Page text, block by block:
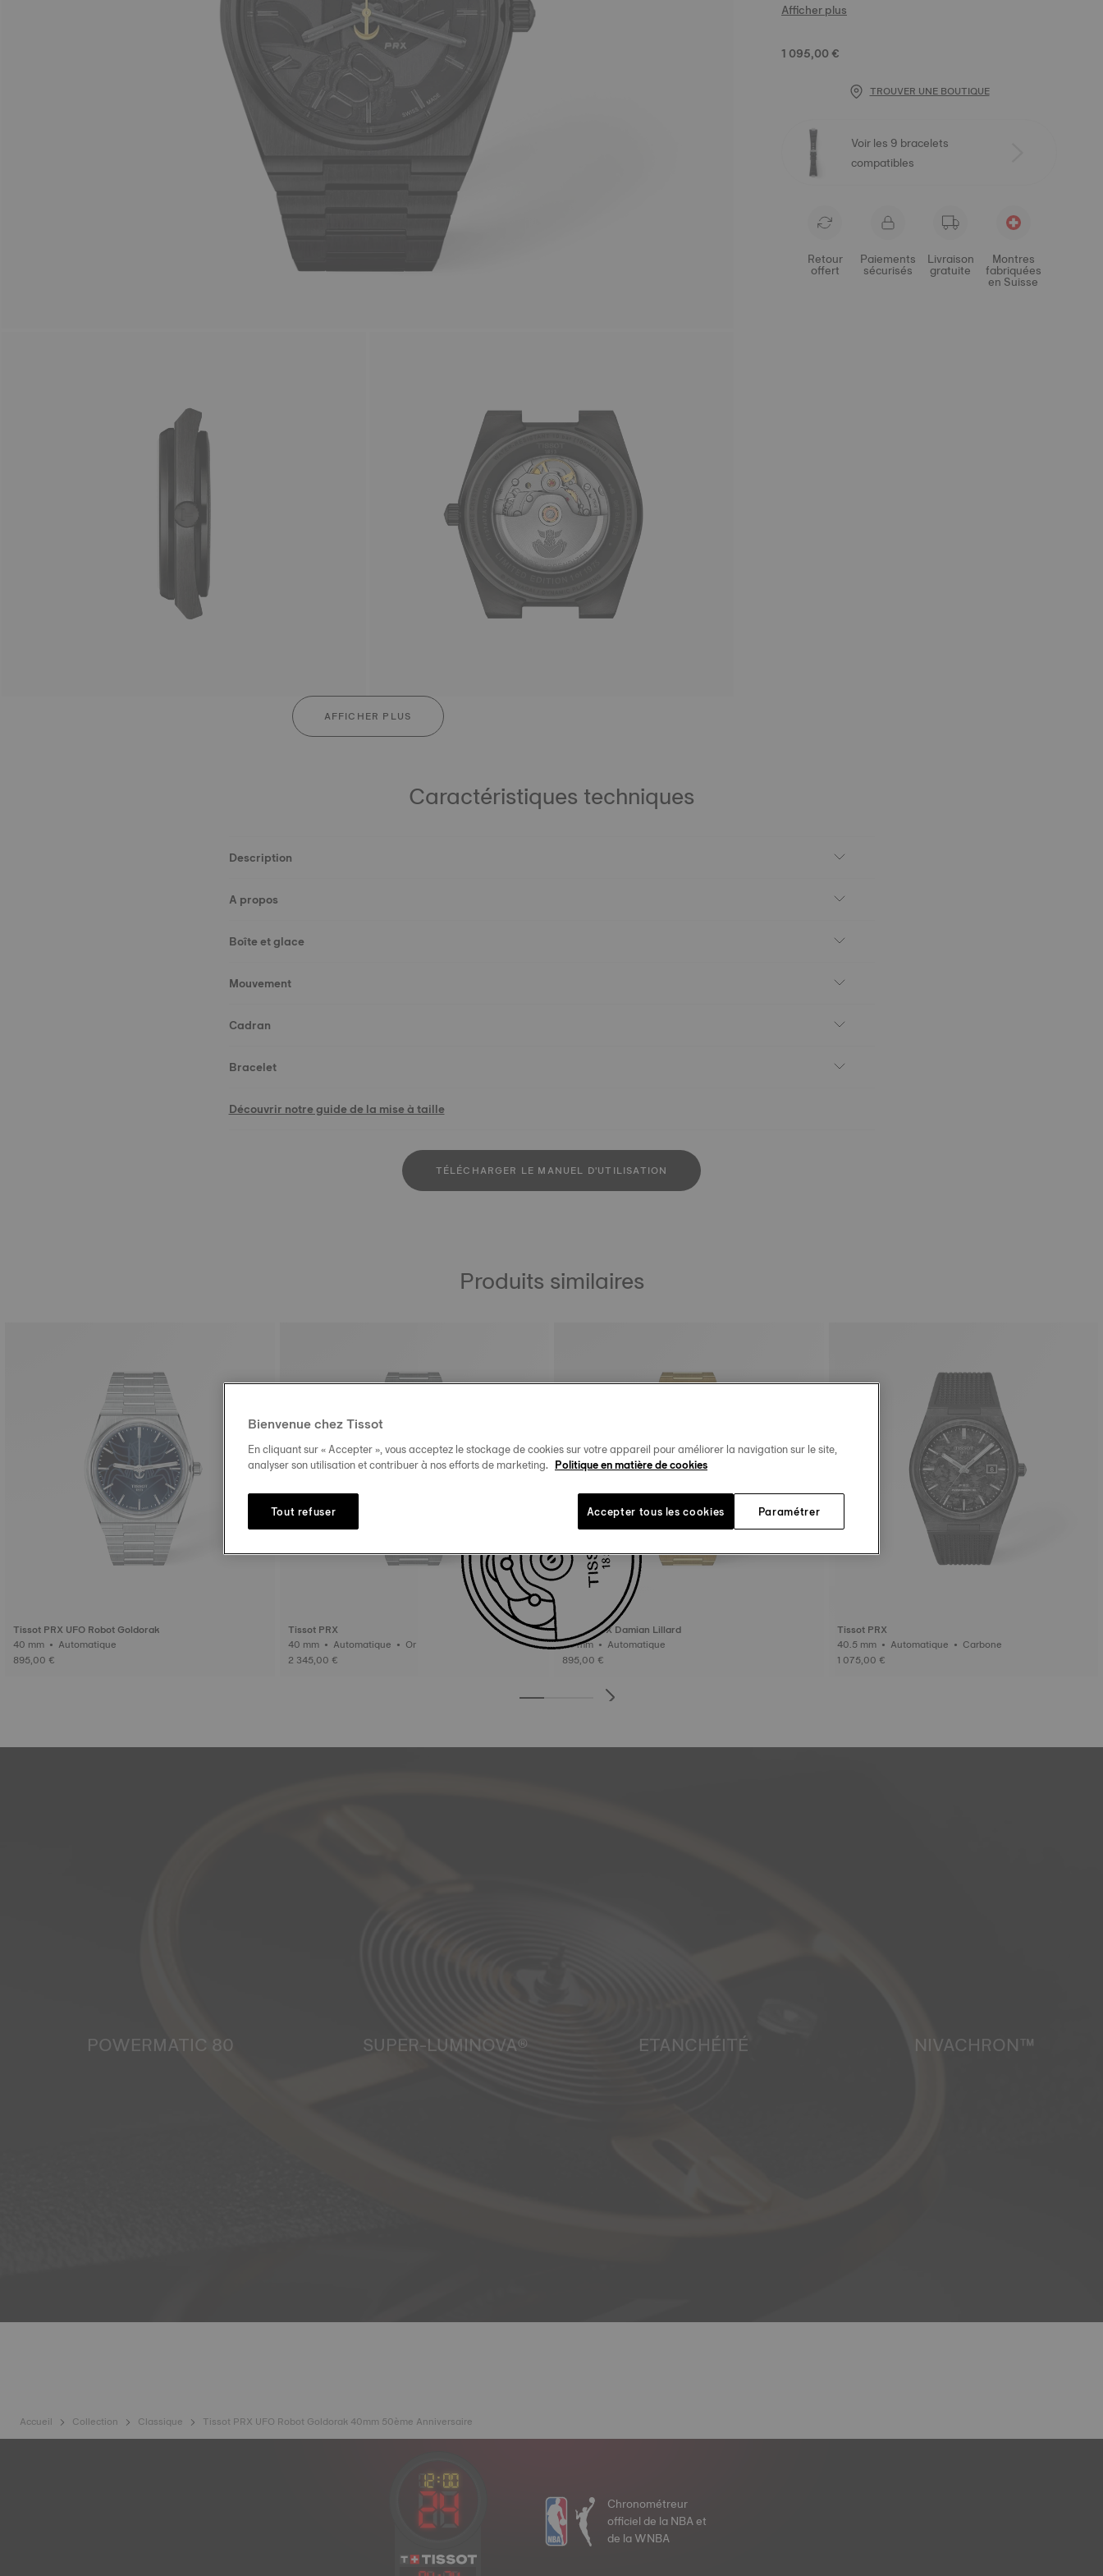
AFFICHER PLUS
Afficher plus
1 095,00 €
TROUVER UNE BOUTIQUE
Voir les 9 bracelets
compatibles
Retour
offert
Paiements
sécurisés
Livraison
gratuite
Montres
fabriquées
en Suisse
Caractéristiques techniques
Description
A propos
Boîte et glace
Mouvement
Cadran
Bracelet
Découvrir notre guide de la mise à taille
TÉLÉCHARGER LE MANUEL D'UTILISATION
Produits similaires
Tissot PRX UFO Robot Goldorak
40 mm • Automatique
895,00 €
Tissot PRX
40 mm • Automatique • Or
2 345,00 €
Tissot PRX Damian Lillard
40 mm • Automatique
895,00 €
Tissot PRX
40.5 mm • Automatique • Carbone
1 075,00 €
POWERMATIC 80 SUPER-LUMINOVA® ETANCHÉITÉ NIVACHRON™
Accueil Collection Classique Tissot PRX UFO Robot Goldorak 40mm 50ème Anniversaire
Chronométreur
officiel de la NBA et
de la WNBA
Bienvenue chez Tissot
En cliquant sur « Accepter », vous acceptez le stockage de cookies sur votre appareil pour améliorer la navigation sur le site,
analyser son utilisation et contribuer à nos efforts de marketing. Politique en matière de cookies
Paramétrer
Tout refuser Accepter tous les cookies